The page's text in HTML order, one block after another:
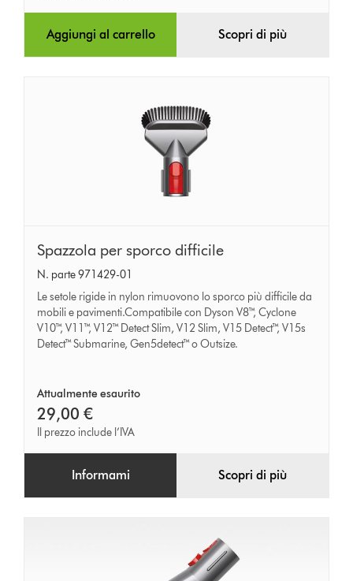
Aggiungi al carrello Scopri di più
Spazzola
per
sporco
difficile
Spazzola per sporco difficile
N. parte 971429-01
Le setole rigide in nylon rimuovono lo sporco più difficile da
mobili e pavimenti.Compatibile con Dyson V8™, Cyclone
V10™, V11™, V12™ Detect Slim, V12 Slim, V15 Detect™, V15s
Detect™ Submarine, Gen5detect™ o Outsize.
Attualmente esaurito
29,00 €
Il prezzo include l’IVA
Informami Scopri di più